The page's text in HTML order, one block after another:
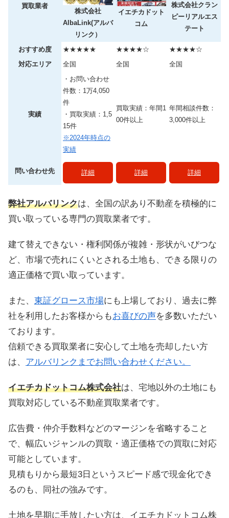
買取業者
株式会社
AlbaLink(アルバ
リンク）
イエチカドット
コム
株式会社クラン
ピーリアルエス
テート
おすすめ度 ★★★★★ ★★★★☆
★★★★☆
対応エリア
全国 全国 全国
実績
・お問い合わせ
件数：1万4,050
件
・買取実績：1,5
15件
※2024年時点の
実績
買取実績：年間1
00件以上
年間相談件数：
3,000件以上
問い合わせ先 詳細 詳細 詳細
弊社アルバリンクは、全国の訳あり不動産を積極的に
買い取っている専門の買取業者です。
建て替えできない・権利関係が複雑・形状がいびつな
ど、市場で売れにくいとされる土地も、できる限りの
適正価格で買い取っています。
また、 東証グロース市場にも上場しており、過去に弊
社を利用したお客様からもお喜びの声を多数いただい
ております。
信頼できる買取業者に安心して土地を売却したい方
は、 アルバリンクまでお問い合わせ ください。
イエチカドットコム株式会社は、宅地以外の土地にも
買取対応している不動産買取業者です。
広告費・仲介手数料などのマージンを省略すること
で、幅広いジャンルの買取・適正価格での買取に対応
可能としています。
見積もりから最短3日というスピード感で現金化でき
るのも、同社の強みです。
土地を早期に手放したい方は、イエチカドットコム株